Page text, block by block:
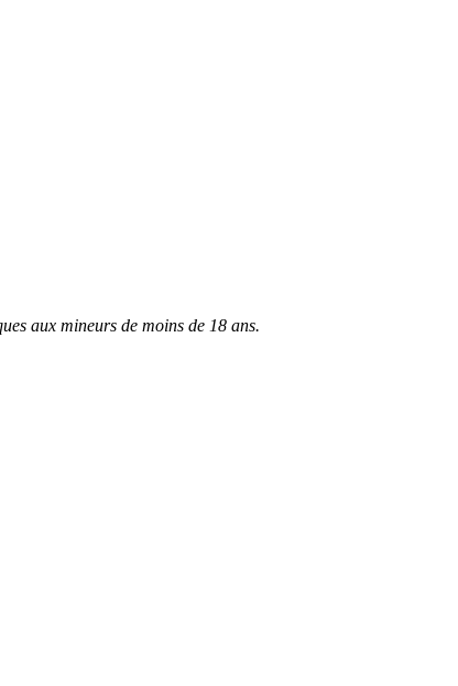
aux mineurs de moins de 18 ans.